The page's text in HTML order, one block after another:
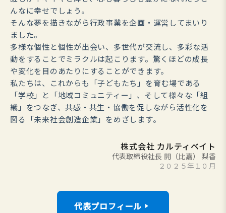
んなに幸せでしょう。
そんな夢を描きながら行政事業を企画・運営してまいり
ました。
多様な個性と個性が出会い、多世代が交流し、多彩な活
動をすることでミラクルは起こります。驚くほどの成長
や変化を目のあたりにすることができます。
私たちは、これからも「子どもたち」を育む場である
「学校」と「地域コミュニティー」、そして様々な「組
織」をつなぎ、共感・共生・協働を促しながら活性化を
図る「未来社会創造企業」をめざします。
株式会社 カルティベイト
代表取締役社長 開（比嘉） 梨香
２０２５年１０月
代表プロフィール